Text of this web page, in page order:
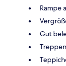
Rampe
Gut